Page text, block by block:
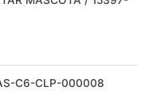
C6-CLP-000008